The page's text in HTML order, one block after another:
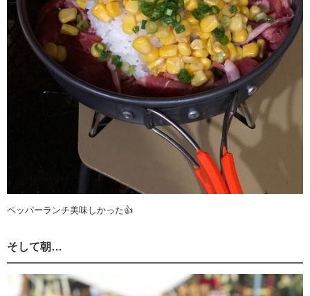
ペッパーランチ美味しかった👍
そして朝…